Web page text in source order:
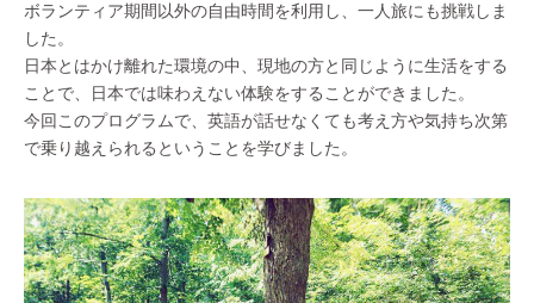
ボランティア期間以外の自由時間を利用し、一人旅にも挑戦しま
した。
日本とはかけ離れた環境の中、現地の方と同じように生活をする
ことで、日本では味わえない体験をすることができました。
今回このプログラムで、英語が話せなくても考え方や気持ち次第
で乗り越えられるということを学びました。